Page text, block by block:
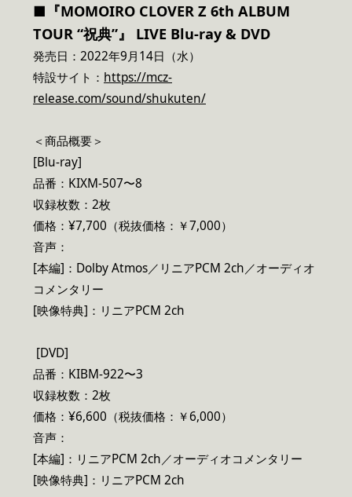
■『MOMOIRO CLOVER Z 6th ALBUM
TOUR “祝典”』 LIVE Blu-ray & DVD
発売日：2022年9月14日（水）
特設サイト： https://mcz-
release.com/sound/shukuten/
＜商品概要＞
[Blu-ray]
品番：KIXM-507〜8
収録枚数：2枚
価格：¥7,700（税抜価格：￥7,000）
音声：
[本編]：Dolby Atmos／リニアPCM 2ch／オーディオ
コメンタリー
[映像特典]：リニアPCM 2ch
[DVD]
品番：KIBM-922〜3
収録枚数：2枚
価格：¥6,600（税抜価格：￥6,000）
音声：
[本編]：リニアPCM 2ch／オーディオコメンタリー
[映像特典]：リニアPCM 2ch